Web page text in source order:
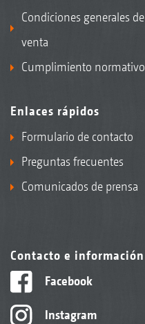
Condiciones generales de
venta
Cumplimiento normativo
Enlaces rápidos
Formulario de contacto
Preguntas frecuentes
Comunicados de prensa
Contacto e información
Facebook
Instagram